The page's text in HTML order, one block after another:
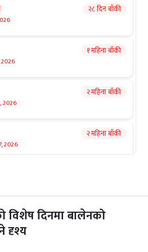
२८ दिन बाँकी
2026
१ महिना बाँकी
2026
२ महिना बाँकी
2026
२ महिना बाँकी
2026
२ महिना बाँकी
विशेष दिनमा बालेनको
दृश्य